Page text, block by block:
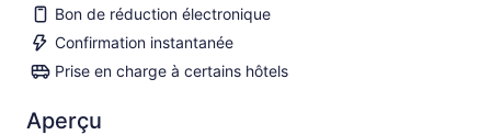
Bon de réduction électronique
Confirmation instantanée
Prise en charge à certains hôtels
Aperçu